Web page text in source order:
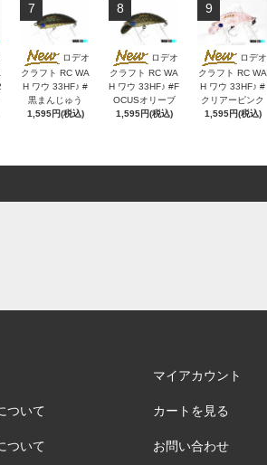
7
ロデオ
クラフト RC WA
H ワウ 33HF♪ #
黒まんじゅう
1,595円(税込)
8
ロデオ
クラフト RC WA
H ワウ 33HF♪ #F
OCUSオリーブ
1,595円(税込)
9
ロデオ
クラフト RC WA
H ワウ 33HF♪ #
クリアーピンク
1,595円(税込)
ついて
ついて
マイアカウント
カートを見る
お問い合わせ